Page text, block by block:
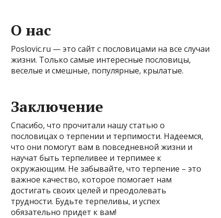
О нас
Poslovic.ru — это сайт с пословицами на все случаи
жизни. Только самые интересные пословицы,
веселые и смешные, популярные, крылатые.
Заключение
Спасибо, что прочитали нашу статью о
пословицах о терпении и терпимости. Надеемся,
что они помогут вам в повседневной жизни и
научат быть терпеливее и терпимее к
окружающим. Не забывайте, что терпение – это
важное качество, которое помогает нам
достигать своих целей и преодолевать
трудности. Будьте терпеливы, и успех
обязательно придет к вам!